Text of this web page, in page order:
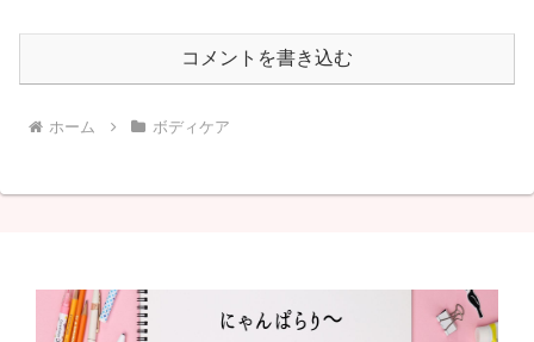
コメントを書き込む
ホーム ボディケア